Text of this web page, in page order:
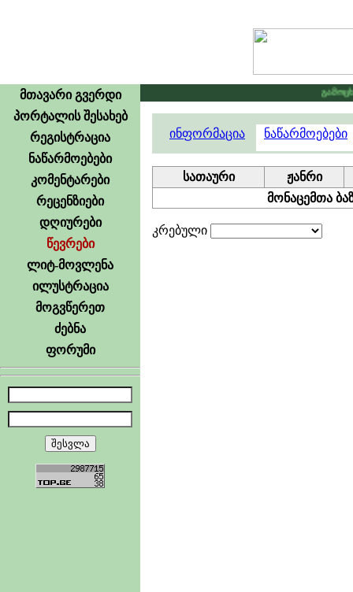
მთავარი გვერდი
პორტალის შესახებ
რეგისტრაცია
ნაწარმოებები
კომენტარები
რეცენზიები
დღიურები
წევრები
ლიტ-მოვლენა
ილუსტრაცია
მოგვწერეთ
ძებნა
ფორუმი
ინფორმაცია ნაწარმოებები
სათაური
ჟანრი
მონაცემთა
კრებული